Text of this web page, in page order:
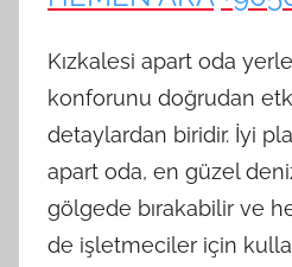
Kızkalesi apart oda
konforunu doğrudan
detaylardan biridir. İyi
apart oda, en güzel
gölgede bırakabilir ve
de işletmeciler için